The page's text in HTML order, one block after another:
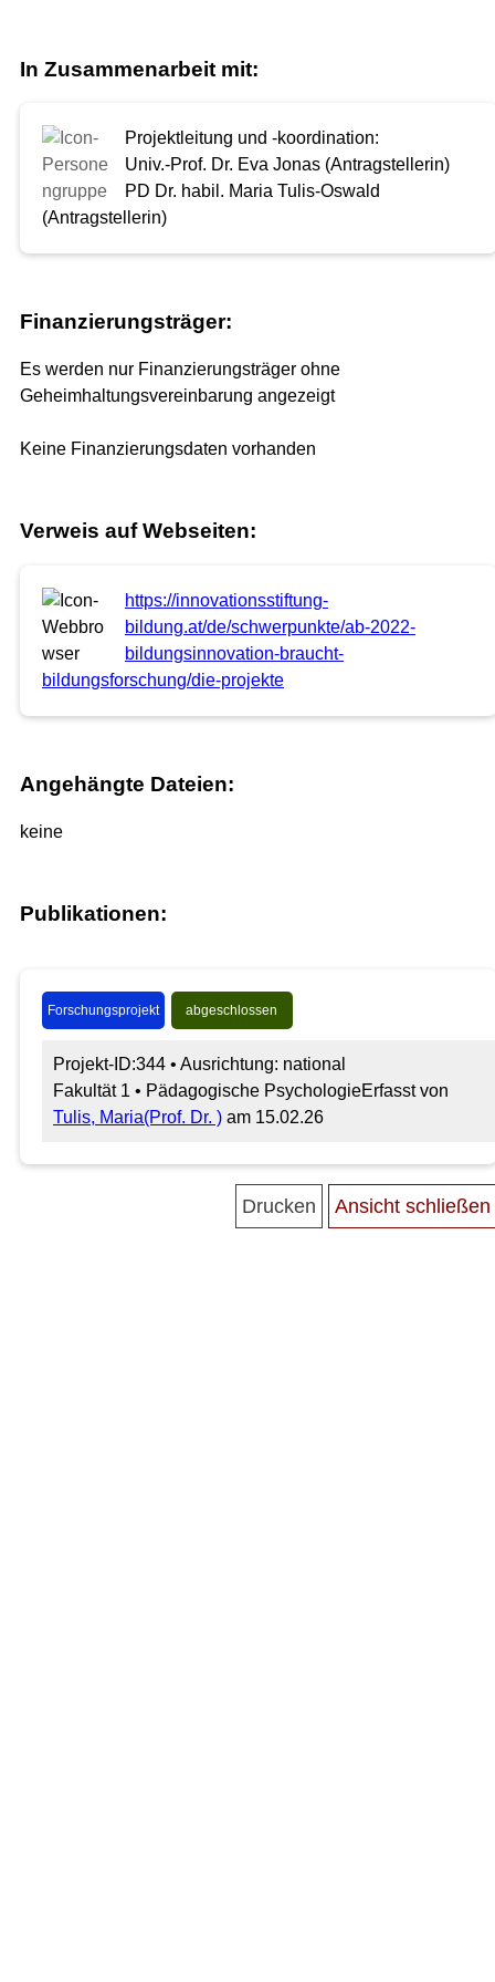
In Zusammenarbeit mit:
Projektleitung und -koordination:
Univ.-Prof. Dr. Eva Jonas (Antragstellerin)
PD Dr. habil. Maria Tulis-Oswald
(Antragstellerin)
Finanzierungsträger:
Es werden nur Finanzierungsträger ohne
Geheimhaltungsvereinbarung angezeigt
Keine Finanzierungsdaten vorhanden
Verweis auf Webseiten:
https://innovationsstiftung-
bildung.at/de/schwerpunkte/ab-2022-
bildungsinnovation-braucht-
bildungsforschung/die-projekte
Angehängte Dateien:
keine
Publikationen:
Forschungsprojekt abgeschlossen
Projekt-ID:344 • Ausrichtung: national
Fakultät 1 • Pädagogische PsychologieErfasst von
Tulis, Maria(Prof. Dr. ) am 15.02.26